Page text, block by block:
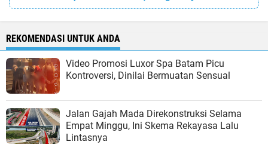
REKOMENDASI UNTUK ANDA
Video Promosi Luxor Spa Batam Picu
Kontroversi, Dinilai Bermuatan Sensual
Jalan Gajah Mada Direkonstruksi Selama
Empat Minggu, Ini Skema Rekayasa Lalu
Lintasnya